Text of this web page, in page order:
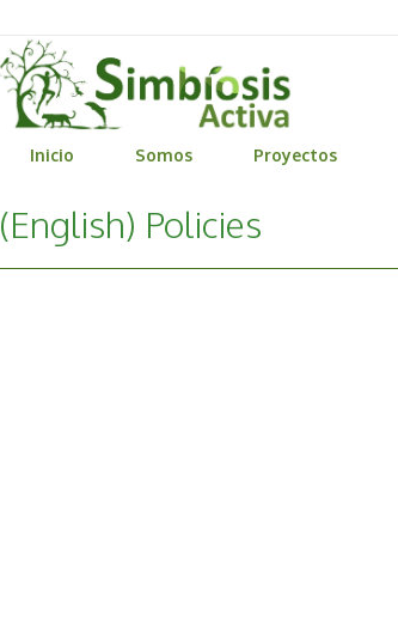
Inicio Somos Proyectos
(English) Policies